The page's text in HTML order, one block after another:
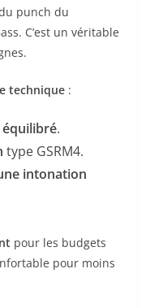
punch du
C’est un véritable
technique :
équilibré.
type GSRM4.
intonation
pour les budgets
pour moins